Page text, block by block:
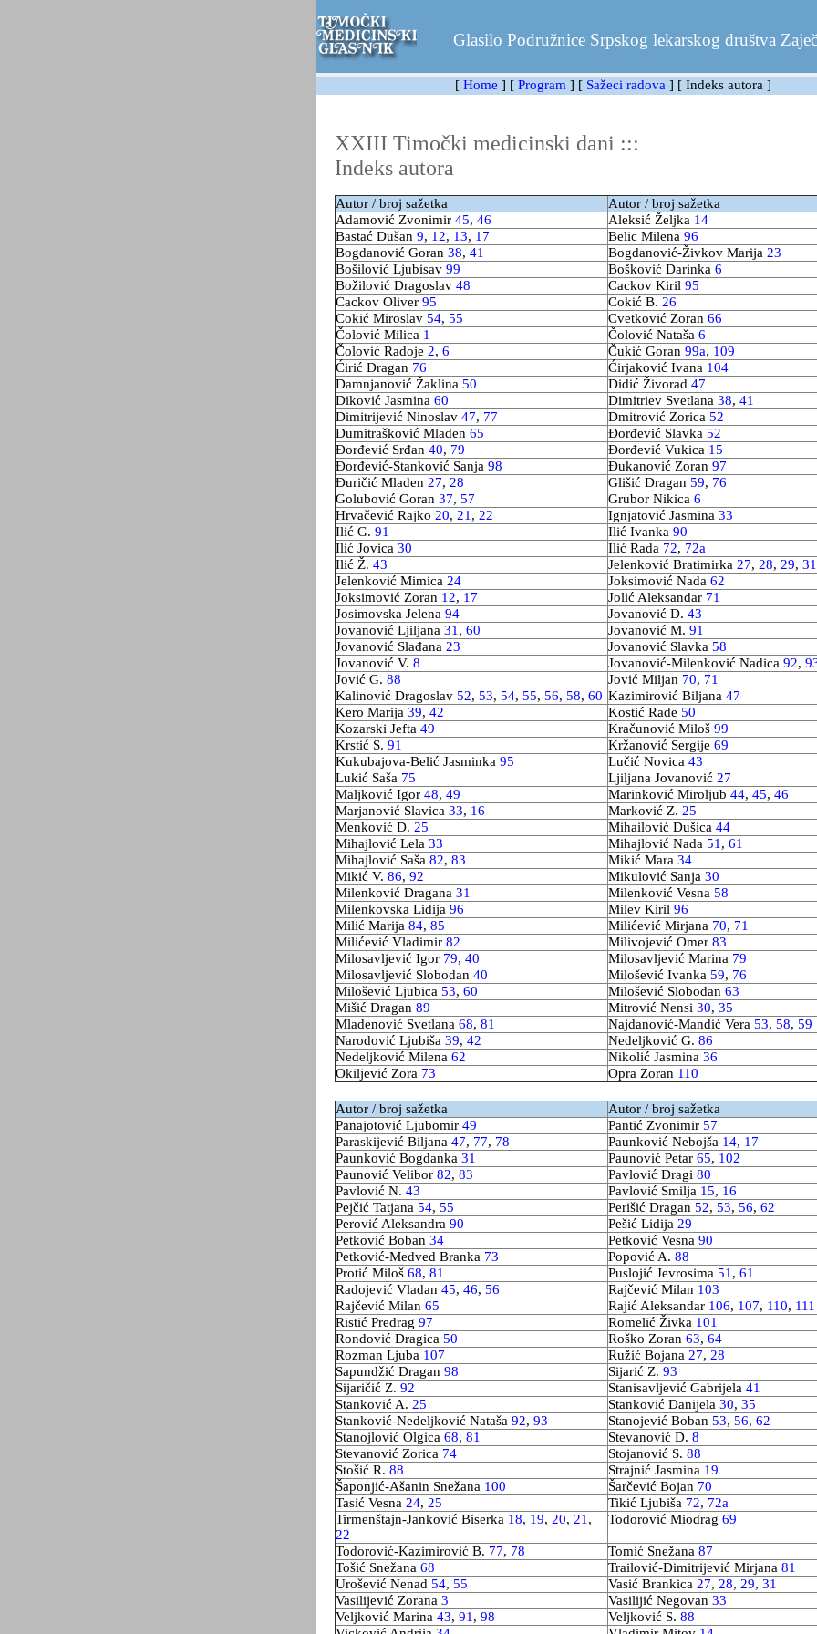
Glasilo Podružnice Srpskog lekarskog društva
[ Home ] [ Program ] [ Sažeci radova ] [ Indeks autora ]
XXIII Timočki medicinski dani :::
Indeks autora
Autor / broj sažetka
Autor / broj sažetka
Adamović Zvonimir 45, 46 Aleksić Željka 14
Bastać Dušan 9, 12, 13, 17 Belic Milena 96
Bogdanović Goran 38, 41 Bogdanović-Živkov Marija 23
Bošilović Ljubisav 99 Bošković Darinka 6
Božilović Dragoslav 48 Cackov Kiril 95
Cackov Oliver 95 Cokić B. 26
Cokić Miroslav 54, 55 Cvetković Zoran 66
Čolović Milica 1 Čolović Nataša 6
Čolović Radoje 2, 6 Čukić Goran 99a, 109
Ćirić Dragan 76 Ćirjaković Ivana 104
Damnjanović Žaklina 50 Didić Živorad 47
Diković Jasmina 60 Dimitriev Svetlana 38, 41
Dimitrijević Ninoslav 47, 77 Dmitrović Zorica 52
Dumitrašković Mladen 65 Đorđević Slavka 52
Đorđević Srđan 40, 79 Đorđević Vukica 15
Đorđević-Stanković Sanja 98 Đukanović Zoran 97
Đuričić Mladen 27, 28 Glišić Dragan 59, 76
Golubović Goran 37, 57 Grubor Nikica 6
Hrvačević Rajko 20, 21 , 22 Ignjatović Jasmina 33
Ilić G. 91 Ilić Ivanka 90
Ilić Jovica 30 Ilić Rada 72, 72a
Ilić Ž. 43 Jelenković Bratimirka 27, 28, 29, 31
Jelenković Mimica 24 Joksimović Nada 62
Joksimović Zoran 12, 17 Jolić Aleksandar 71
Josimovska Jelena 94 Jovanović D. 43
Jovanović Ljiljana 31 , 60 Jovanović M. 91
Jovanović Slađana 23 Jovanović Slavka 58
Jovanović V. 8 Jovanović-Milenković Nadica 92,
Jović G. 88 Jović Miljan 70, 71
Kalinović Dragoslav 52, 53, 54, 55, 56, 58, 60 Kazimirović Biljana 47
Kero Marija 39, 42 Kostić Rade 50
Kozarski Jefta 49 Kračunović Miloš 99
Krstić S. 91 Kržanović Sergije 69
Kukubajova-Belić Jasminka 95 Lučić Novica 43
Lukić Saša 75 Ljiljana Jovanović 27
Maljković Igor 48, 49 Marinković Miroljub 44, 45, 46
Marjanović Slavica 33, 16 Marković Z. 25
Menković D. 25 Mihailović Dušica 44
Mihajlović Lela 33 Mihajlović Nada 51 , 61
Mihajlović Saša 82, 83 Mikić Mara 34
Mikić V. 86, 92 Mikulović Sanja 30
Milenković Dragana 31 Milenković Vesna 58
Milenkovska Lidija 96 Milev Kiril 96
Milić Marija 84, 85 Milićević Mirjana 70, 71
Milićević Vladimir 82 Milivojević Omer 83
Milosavljević Igor 79, 40 Milosavljević Marina 79
Milosavljević Slobodan 40 Milošević Ivanka 59, 76
Milošević Ljubica 53, 60 Milošević Slobodan 63
Mišić Dragan 89 Mitrović Nensi 30, 35
Mladenović Svetlana 68, 81 Najdanović-Mandić Vera 53, 58, 59
Narodović Ljubiša 39, 42 Nedeljković G. 86
Nedeljković Milena 62 Nikolić Jasmina 36
Okiljević Zora 73 Opra Zoran 110
Autor / broj sažetka
Autor / broj sažetka
Panajotović Ljubomir 49 Pantić Zvonimir 57
Paraskijević Biljana 47, 77, 78 Paunković Nebojša 14, 17
Paunković Bogdanka 31 Paunović Petar 65, 102
Paunović Velibor 82, 83 Pavlović Dragi 80
Pavlović N. 43 Pavlović Smilja 15, 16
Pejčić Tatjana 54, 55 Perišić Dragan 52, 53, 56, 62
Perović Aleksandra 90 Pešić Lidija 29
Petković Boban 34 Petković Vesna 90
Petković-Medved Branka 73 Popović A. 88
Protić Miloš 68, 81 Puslojić Jevrosima 51 , 61
Radojević Vladan 45, 46, 56 Rajčević Milan 103
Rajčević Milan 65 Rajić Aleksandar 106, 107, 110, 111
Ristić Predrag 97 Romelić Živka 101
Rondović Dragica 50 Roško Zoran 63, 64
Rozman Ljuba 107 Ružić Bojana 27, 28
Sapundžić Dragan 98 Sijarić Z. 93
Sijaričić Z. 92 Stanisavljević Gabrijela 41
Stanković A. 25 Stanković Danijela 30, 35
Stanković-Nedeljković Nataša 92, 93 Stanojević Boban 53, 56, 62
Stanojlović Olgica 68, 81 Stevanović D. 8
Stevanović Zorica 74 Stojanović S. 88
Stošić R. 88 Strajnić Jasmina 19
Šaponjić-Ašanin Snežana 100 Šarčević Bojan 70
Tasić Vesna 24, 25 Tikić Ljubiša 72, 72a
Tirmenštajn-Janković Biserka 18, 19, 20, 21 ,
22
Todorović Miodrag 69
Todorović-Kazimirović B. 77, 78 Tomić Snežana 87
Tošić Snežana 68 Trailović-Dimitrijević Mirjana 81
Urošević Nenad 54, 55 Vasić Brankica 27, 28, 29, 31
Vasilijević Zorana 3 Vasilijić Negovan 33
Veljković Marina 43, 91 , 98 Veljković S. 88